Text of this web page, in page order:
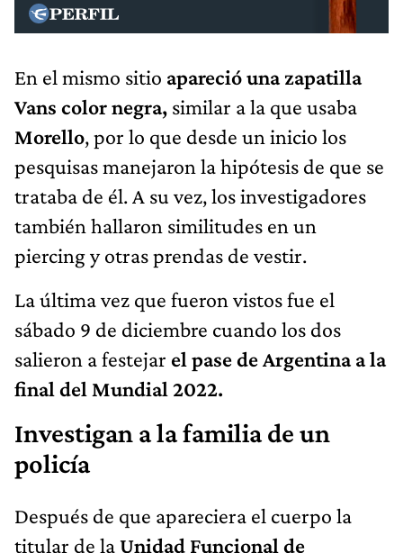
En el mismo sitio apareció una zapatilla
Vans color negra, similar a la que usaba
Morello, por lo que desde un inicio los
pesquisas manejaron la hipótesis de que se
trataba de él. A su vez, los investigadores
también hallaron similitudes en un
piercing y otras prendas de vestir.
La última vez que fueron vistos fue el
sábado 9 de diciembre cuando los dos
salieron a festejar el pase de Argentina a la
final del Mundial 2022.
Investigan a la familia de un
policía
Después de que apareciera el cuerpo la
titular de laUnidad Funcional de